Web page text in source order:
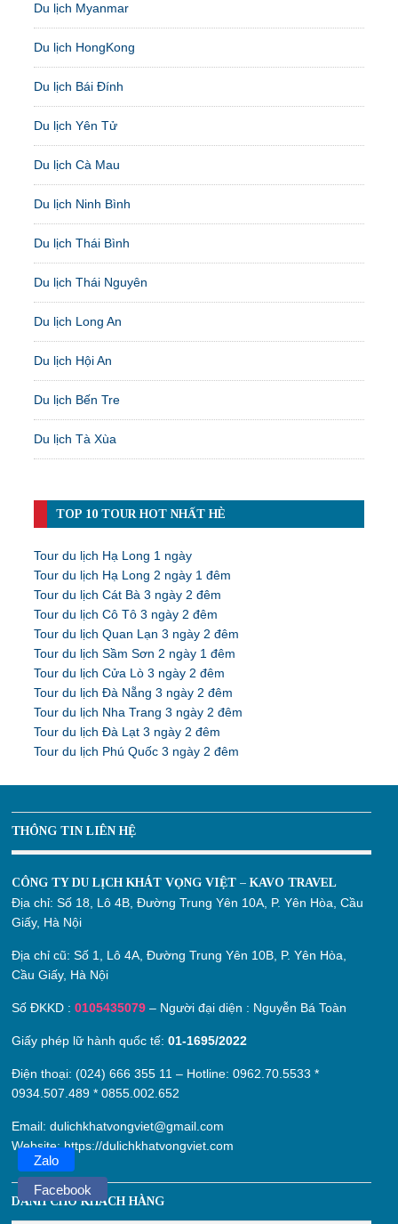
Du lịch Myanmar
Du lịch HongKong
Du lịch Bái Đính
Du lịch Yên Tử
Du lịch Cà Mau
Du lịch Ninh Bình
Du lịch Thái Bình
Du lịch Thái Nguyên
Du lịch Long An
Du lịch Hội An
Du lịch Bến Tre
Du lịch Tà Xùa
TOP 10 TOUR HOT NHẤT HÈ
Tour du lịch Hạ Long 1 ngày
Tour du lịch Hạ Long 2 ngày 1 đêm
Tour du lịch Cát Bà 3 ngày 2 đêm
Tour du lịch Cô Tô 3 ngày 2 đêm
Tour du lịch Quan Lạn 3 ngày 2 đêm
Tour du lịch Sầm Sơn 2 ngày 1 đêm
Tour du lịch Cửa Lò 3 ngày 2 đêm
Tour du lịch Đà Nẵng 3 ngày 2 đêm
Tour du lịch Nha Trang 3 ngày 2 đêm
Tour du lịch Đà Lạt 3 ngày 2 đêm
Tour du lịch Phú Quốc 3 ngày 2 đêm
THÔNG TIN LIÊN HỆ
CÔNG TY DU LỊCH KHÁT VỌNG VIỆT – KAVO TRAVEL
Địa chỉ:Số 18, Lô 4B, Đường Trung Yên 10A, P. Yên Hòa, Cầu
Giấy, Hà Nội
Địa chỉ cũ:Số 1, Lô 4A, Đường Trung Yên 10B, P. Yên Hòa,
Cầu Giấy, Hà Nội
Số ĐKKD :0105435079 – Người đại diện : Nguyễn Bá Toàn
Giấy phép lữ hành quốc tế:01-1695/2022
Điện thoại: (024) 666 355 11 – Hotline:0962.70.5533 *
0934.507.489 *0855.002.652
Email:dulichkhatvongviet@gmail.com
Website:https://dulichkhatvongviet.com
DÀNH CHO KHÁCH HÀNG
Zalo
Facebook